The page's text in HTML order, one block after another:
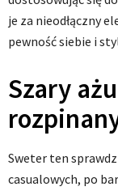
je za nieodłączny
pewność siebie i
Szary
Sweter ten
casualowych, po